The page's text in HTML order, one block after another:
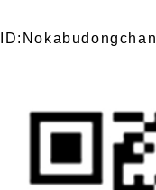
ID:Nokabudongchan